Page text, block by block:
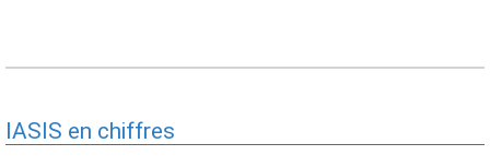
IASIS en chiffres